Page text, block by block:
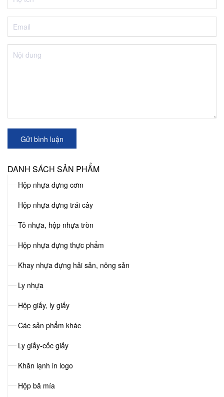
DANH SÁCH SẢN PHẨM
Hộp nhựa đựng cơm
Hộp nhựa đựng trái cây
Tô nhựa, hộp nhựa tròn
Hộp nhựa đựng thực phẩm
Khay nhựa đựng hải sản, nông sản
Ly nhựa
Hộp giấy, ly giấy
Các sản phẩm khác
Ly giấy-cốc giấy
Khăn lạnh in logo
Hộp bã mía
Gửi bình luận